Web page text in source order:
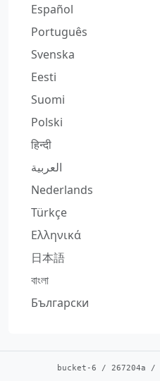
Español
Português
Svenska
Eesti
Suomi
Polski
हिन्दी
العربية
Nederlands
Türkçe
Ελληνικά
日本語
বাংলা
Български
bucket-6 / 267204a /